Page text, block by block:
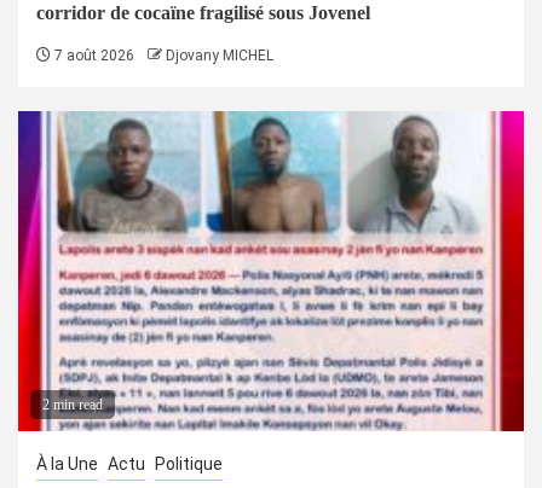
corridor de cocaïne fragilisé sous Jovenel
7 août 2026 Djovany MICHEL
2 min read
À la Une Actu Politique